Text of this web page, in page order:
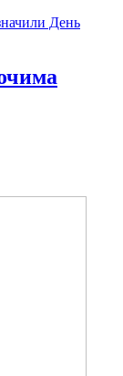
День